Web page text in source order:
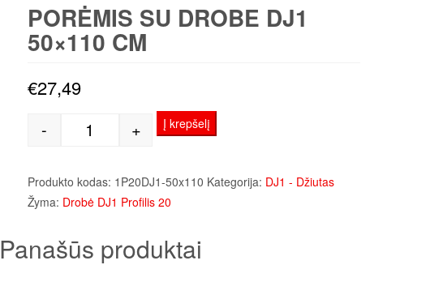
PORĖMIS SU DROBE DJ1
50×110 CM
€27,49
produkto kiekis: Porėmis su drobe DJ1 50x110 cm
- + Į krepšelį
Produkto kodas: 1P20DJ1-50x110 Kategorija: DJ1 - Džiutas
Žyma: Drobė DJ1 Profilis 20
Panašūs produktai